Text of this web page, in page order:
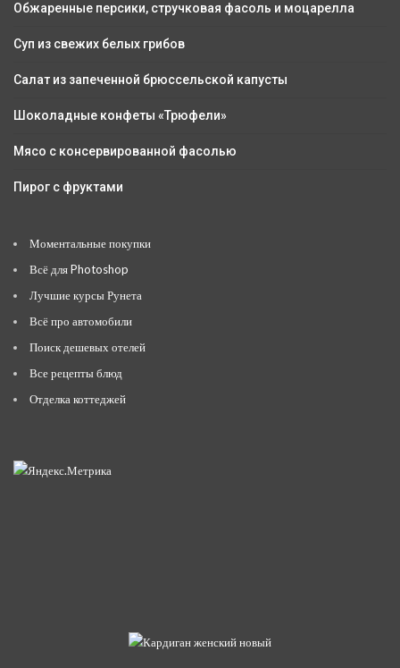
Обжаренные персики, стручковая фасоль и моцарелла
Суп из свежих белых грибов
Салат из запеченной брюссельской капусты
Шоколадные конфеты «Трюфели»
Мясо с консервированной фасолью
Пирог с фруктами
Моментальные покупки
Всё для Photoshop
Лучшие курсы Рунета
Всё про автомобили
Поиск дешевых отелей
Все рецепты блюд
Отделка коттеджей